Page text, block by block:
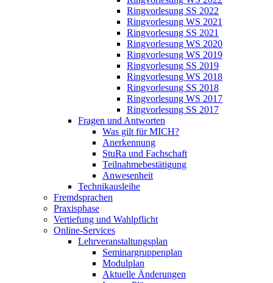
Ringvorlesung SS 2022
Ringvorlesung WS 2021
Ringvorlesung SS 2021
Ringvorlesung WS 2020
Ringvorlesung WS 2019
Ringvorlesung SS 2019
Ringvorlesung WS 2018
Ringvorlesung SS 2018
Ringvorlesung WS 2017
Ringvorlesung SS 2017
Fragen und Antworten
Was gilt für MICH?
Anerkennung
StuRa und Fachschaft
Teilnahmebestätigung
Anwesenheit
Technikausleihe
Fremdsprachen
Praxisphase
Vertiefung und Wahlpflicht
Online-Services
Lehrveranstaltungsplan
Seminargruppenplan
Modulplan
Aktuelle Änderungen